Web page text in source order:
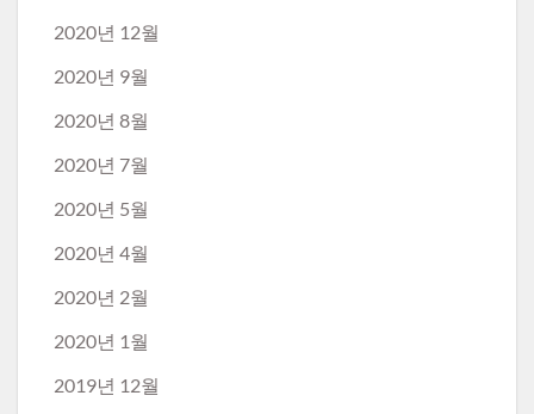
2020년 12월
2020년 9월
2020년 8월
2020년 7월
2020년 5월
2020년 4월
2020년 2월
2020년 1월
2019년 12월